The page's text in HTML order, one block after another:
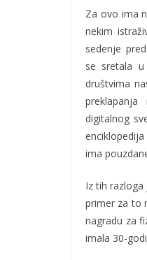
Za ovo ima
nekim
sedenje
se sretala u
društvima
digitalnog
ima
Iz tih
primer za to
nagradu za
imala 30-